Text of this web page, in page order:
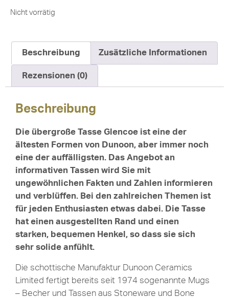
Nicht vorrätig
Beschreibung Zusätzliche Informationen
Rezensionen (0)
Beschreibung
Die übergroße Tasse Glencoe ist eine der
ältesten Formen von Dunoon, aber immer noch
eine der auffälligsten. Das Angebot an
informativen Tassen wird Sie mit
ungewöhnlichen Fakten und Zahlen informieren
und verblüffen. Bei den zahlreichen Themen ist
für jeden Enthusiasten etwas dabei. Die Tasse
hat einen ausgestellten Rand und einen
starken, bequemen Henkel, so dass sie sich
sehr solide anfühlt.
Die schottische Manufaktur Dunoon Ceramics
Limited fertigt bereits seit 1974 sogenannte Mugs
– Becher und Tassen aus Stoneware und Bone